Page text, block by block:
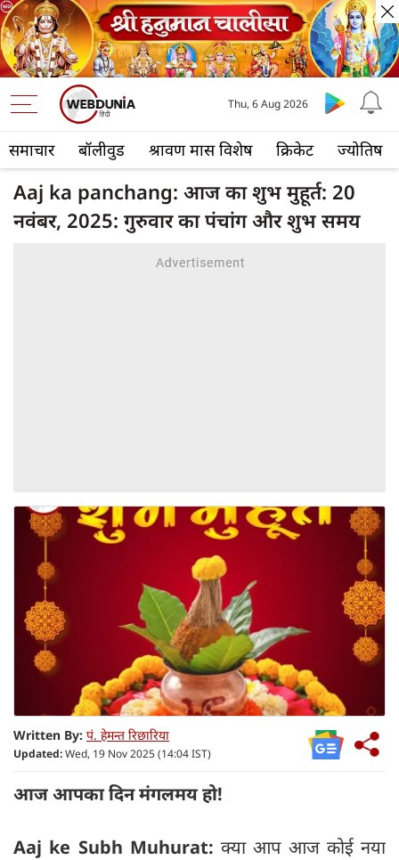
समाचार बॉलीवुड श्रावण मास विशेष क्रिकेट ज्योतिष
Thu, 6 Aug 2026
Aaj ka panchang: आज का शुभ मुहूर्त: 20
नवंबर, 2025: गुरुवार का पंचांग और शुभ समय
Written By: पं. हेमन्त रिछारिया
Updated:Wed, 19 Nov 2025 (14:04 IST)
आज आपका दिन मंगलमय हो!
Aaj ke Subh Muhurat: क्या आप आज कोई नया